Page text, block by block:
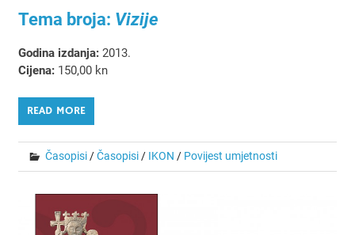
Tema broja: Vizije
Godina izdanja:2013.
Cijena:150,00 kn
READ MORE
Časopisi/Časopisi/ IKON / Povijest umjetnosti